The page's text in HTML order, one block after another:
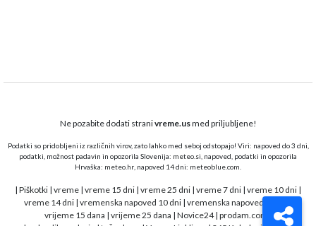
Ne pozabite dodati stranivreme.usmed priljubljene!
Podatki so pridobljeni iz različnih virov, zato lahko med seboj odstopajo! Viri: napoved do 3 dni,
podatki, možnost padavin in opozorila Slovenija: meteo.si, napoved, podatki in opozorila
Hrvaška: meteo.hr , napoved 14 dni: meteoblue.com
| Piškotki | vreme | vreme 15 dni | vreme 25 dni | vreme 7 dni | vreme 10 dni |
vreme 14 dni| vremenska napoved 10 dni| vremenska napoved 15 dni
vrijeme 15 dana | vrijeme 25 dana | Novice24| prodam.com